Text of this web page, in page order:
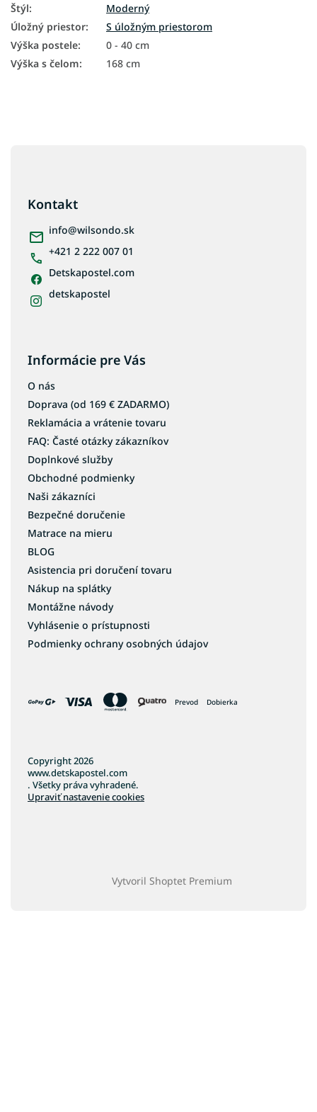
Štýl:
Moderný
Úložný priestor:
S úložným priestorom
Výška postele:
0 - 40 cm
Výška s čelom: 168 cm
Kontakt
info@wilsondo.sk
+421 2 222 007 01
Detskapostel.com
detskapostel
Informácie pre Vás
O nás
Doprava (od 169 € ZADARMO)
Reklamácia a vrátenie tovaru
FAQ: Časté otázky zákazníkov
Doplnkové služby
Obchodné podmienky
Naši zákazníci
Bezpečné doručenie
Matrace na mieru
BLOG
Asistencia pri doručení tovaru
Nákup na splátky
Montážne návody
Vyhlásenie o prístupnosti
Podmienky ochrany osobných údajov
Prevod Dobierka
Vytvoril Shoptet Premium
Copyright 2026
www.detskapostel.com
. Všetky práva vyhradené.
Upraviť nastavenie cookies